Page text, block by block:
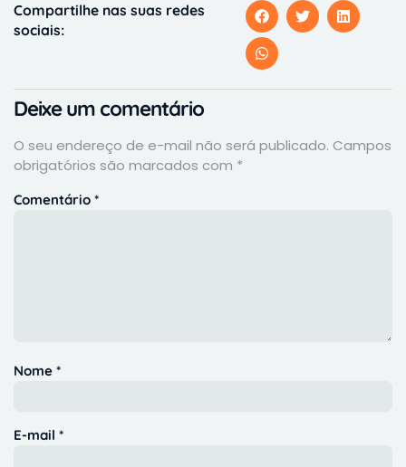
Compartilhe nas suas redes
sociais:
Deixe um comentário
O seu endereço de e-mail não será publicado. Campos
obrigatórios são marcados com *
Comentário *
Nome *
E-mail *